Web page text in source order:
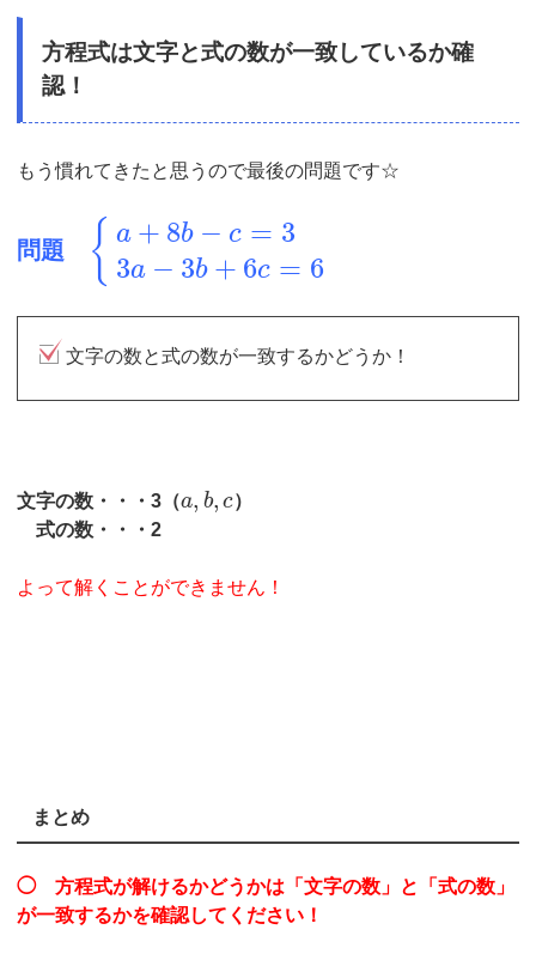
方程式は文字と式の数が一致しているか確
認！
もう慣れてきたと思うので最後の問題です☆
問題 { a + 8b − c = 3
3a − 3b + 6c = 6
文字の数と式の数が一致するかどうか！
文字の数・・・3（a, b, c）
式の数・・・2
よって解くことができません！
まとめ
◯ 方程式が解けるかどうかは「文字の数」と「式の数」
が一致するかを確認してください！